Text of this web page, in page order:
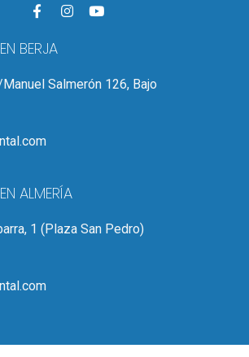
BERJA
Salmerón 126, Bajo
ALMERÍA
1 (Plaza San Pedro)